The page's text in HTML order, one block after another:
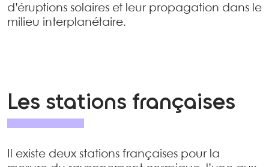
d’éruptions solaires et leur propagation dans le
milieu interplanétaire.
Les stations françaises
Il existe deux stations françaises pour la